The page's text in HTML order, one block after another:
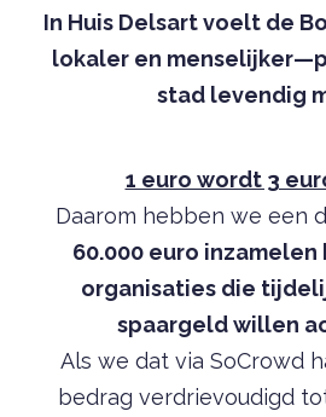
In Huis Delsart voelt de
lokaler en
stad levendig
1 euro wordt 3
Daarom hebben we een
60.000 euro
organisaties die
spaargeld willen
Als we dat via SoCrowd
bedrag verdrievoudigd